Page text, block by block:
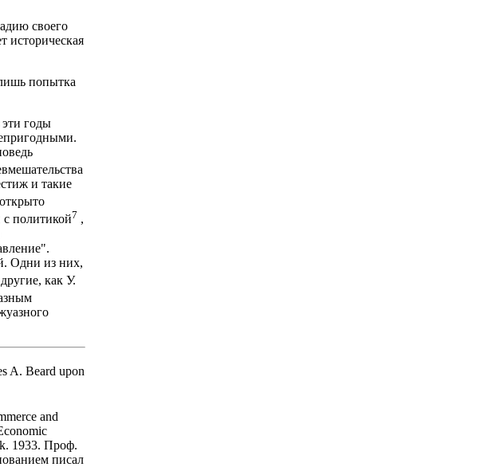
своего
историческая
попытка
эти годы
и такие
с политикой7 ,
Одни из них,
как У.
A. Beard upon
and
1933. Проф.
писал